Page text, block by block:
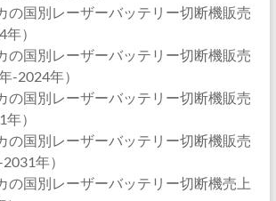
の国別レーザーバッテリー切断機販売
）
の国別レーザーバッテリー切断機販売
-2024年）
の国別レーザーバッテリー切断機販売
）
の国別レーザーバッテリー切断機販売
年）
の国別レーザーバッテリー切断機売上